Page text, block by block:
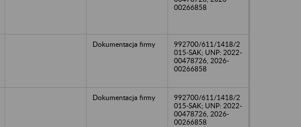
00266858
Dokumentacja firmy
992700/611/1418/2
015-SAK; UNP: 2022-
00478726, 2026-
00266858
Dokumentacja firmy
992700/611/1418/2
015-SAK; UNP: 2022-
00478726, 2026-
00266858